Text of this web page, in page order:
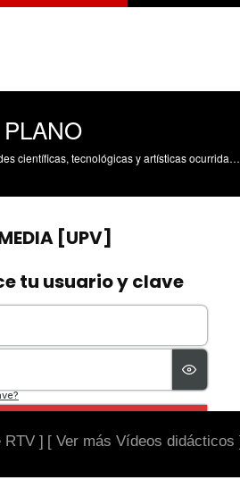
Divulgación de las actividades científicas, tecnológicas y artísticas ocurridas en los tres campus de la UPV
RTV ] [ Ver más Vídeos didácticos